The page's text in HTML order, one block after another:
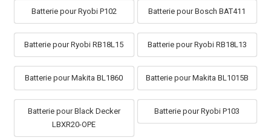
Batterie pour Ryobi P102 Batterie pour Bosch BAT411
Batterie pour Ryobi RB18L15 Batterie pour Ryobi RB18L13
Batterie pour Makita BL1860 Batterie pour Makita BL1015B
Batterie pour Black Decker
LBXR20-OPE
Batterie pour Ryobi P103